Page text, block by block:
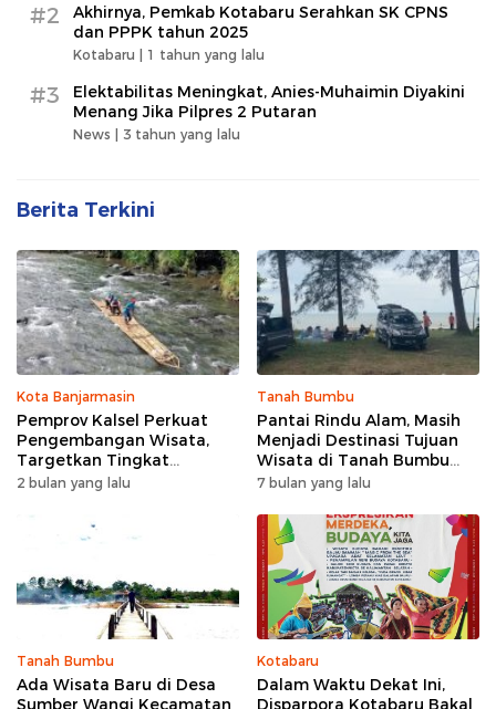
#2
Akhirnya, Pemkab Kotabaru Serahkan SK CPNS
dan PPPK tahun 2025
Kotabaru | 1 tahun yang lalu
#3
Elektabilitas Meningkat, Anies-Muhaimin Diyakini
Menang Jika Pilpres 2 Putaran
News | 3 tahun yang lalu
Berita Terkini
Kota Banjarmasin
Pemprov Kalsel Perkuat
Pengembangan Wisata,
Targetkan Tingkat
Kunjungan Naik 5 Persen di
2 bulan yang lalu
Tanah Bumbu
Pantai Rindu Alam, Masih
Menjadi Destinasi Tujuan
Wisata di Tanah Bumbu
dengan Rindangnya Pohon
7 bulan yang lalu
Tanah Bumbu
Ada Wisata Baru di Desa
Sumber Wangi Kecamatan
Kotabaru
Dalam Waktu Dekat Ini,
Disparpora Kotabaru Bakal